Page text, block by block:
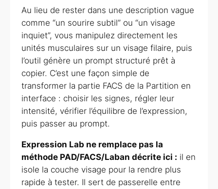
Au lieu de rester dans une description vague
comme “un sourire subtil” ou “un visage
inquiet”, vous manipulez directement les
unités musculaires sur un visage filaire, puis
l’outil génère un prompt structuré prêt à
copier. C’est une façon simple de
transformer la partie FACS de la Partition en
interface : choisir les signes, régler leur
intensité, vérifier l’équilibre de l’expression,
puis passer au prompt.
Expression Lab ne remplace pas la
méthode PAD/FACS/Laban décrite ici : il en
isole la couche visage pour la rendre plus
rapide à tester. Il sert de passerelle entre